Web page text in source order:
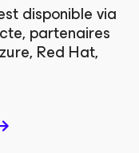
disponible via
partenaires
Red Hat,